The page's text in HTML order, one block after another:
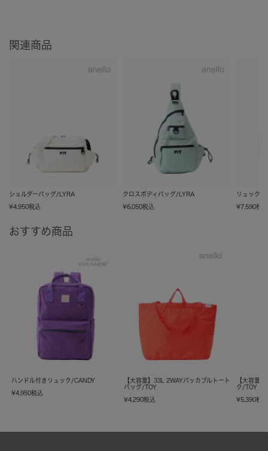
関連商品
ショルダーバッグ/LYRA
¥4,950税込
クロスボディバッグ/LYRA
¥6,050税込
リュック/
¥7,590税込
おすすめ商品
ハンドル付きリュック/CANDY
¥4,950税込
【大容量】33L 2WAYパッカブルトート
バッグ/TOY
¥4,290税込
【大容量
ク/TOY
¥5,390税込